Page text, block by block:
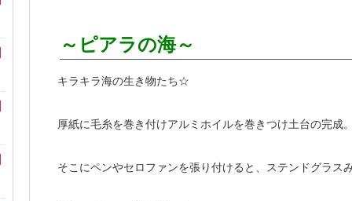
～ピアラの海～
キラキラ海の生き物たち☆
厚紙に毛糸を巻き付けアルミホイルを巻きつけ土台の完成
そこにペンやセロファンを張り付けると、ステンドグラス